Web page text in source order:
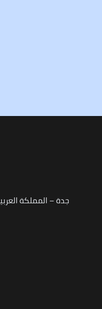
جدة – المملكة